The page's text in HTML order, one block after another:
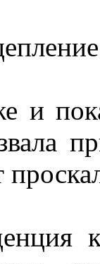
и